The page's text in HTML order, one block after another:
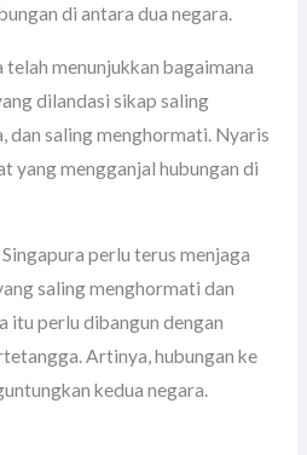
di antara dua negara.
telah menunjukkan bagaimana
dilandasi sikap saling
dan saling menghormati. Nyaris
yang mengganjal hubungan di
perlu terus menjaga
saling menghormati dan
itu perlu dibangun dengan
Artinya, hubungan ke
kedua negara.